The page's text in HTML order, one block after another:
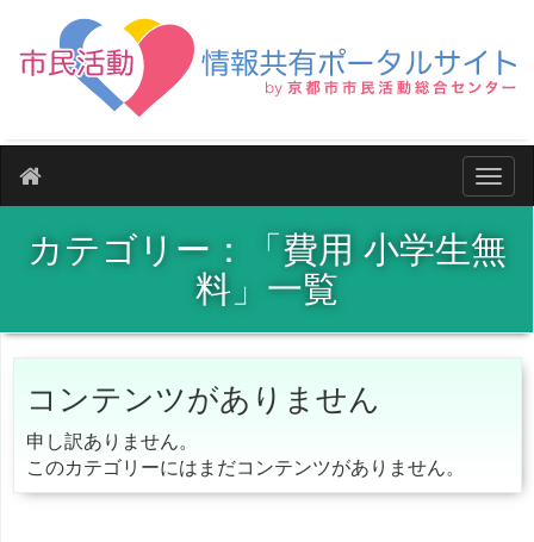
ナビ
カテゴリー：「費用 小学生無
料」一覧
コンテンツがありません
申し訳ありません。
このカテゴリーにはまだコンテンツがありません。